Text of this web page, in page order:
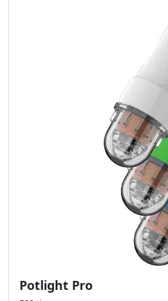
Potlight Pro